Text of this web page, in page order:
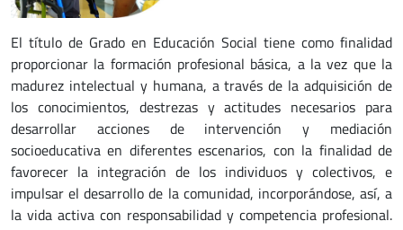
El título de Grado en Educación Social tiene como finalidad
proporcionar la formación profesional básica, a la vez que la
madurez intelectual y humana, a través de la adquisición de
los conocimientos, destrezas y actitudes necesarios para
desarrollar acciones de intervención y mediación
socioeducativa en diferentes escenarios, con la finalidad de
favorecer la integración de los individuos y colectivos, e
impulsar el desarrollo de la comunidad, incorporándose, así, a
la vida activa con responsabilidad y competencia profesional.